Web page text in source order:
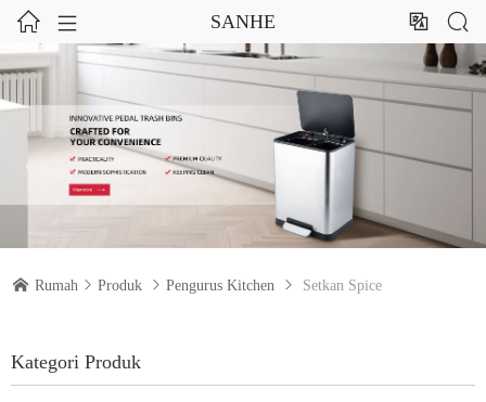
  SANHE  
 Rumah  Produk  Pengurus Kitchen  Setkan Spice
Kategori Produk